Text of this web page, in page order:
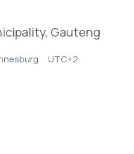
Gauteng
UTC+2